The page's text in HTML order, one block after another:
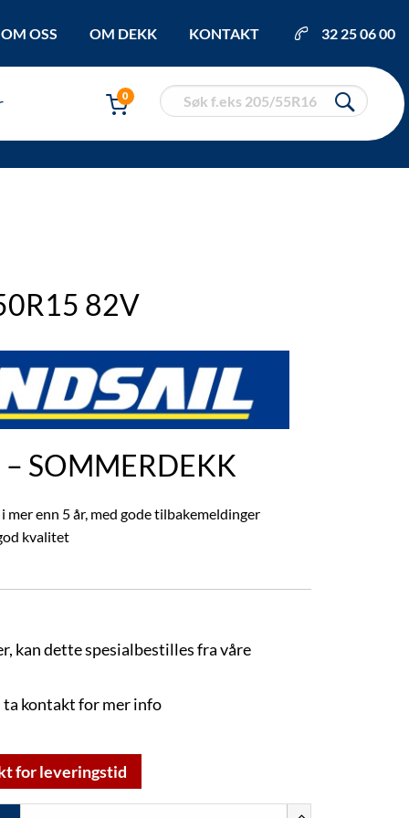
OM OSS OM DEKK KONTAKT 32 25 06 00
0
82V
– SOMMERDEKK
enn 5 år, med gode tilbakemeldinger
kvalitet
kan dette spesialbestilles fra våre
kontakt for mer info
for leveringstid